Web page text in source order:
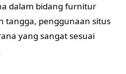
dalam bidang furnitur
tangga, penggunaan situs
yang sangat sesuai